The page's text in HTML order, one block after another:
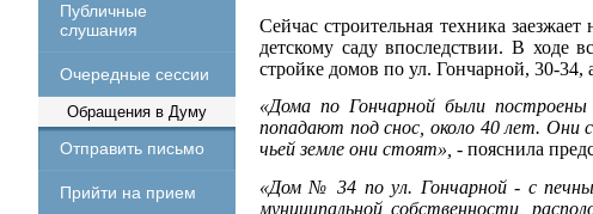
Публичные
слушания
Очередные сессии
Обращения в Думу
Отправить письмо
Прийти на прием
Сейчас строительная техника
детскому саду впоследствии. В ходе
стройке домов по ул. Гончарной, 30-34,
«Дома по Гончарной были
попадают под снос, около 40 лет. Они
чьей земле они стоят», - пояснила
«Дом № 34 по ул. Гончарной - с
муниципальной собственности,